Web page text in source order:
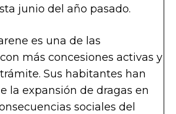
junio del año pasado.
es una de las
más concesiones activas y
Sus habitantes han
la expansión de dragas en
sociales del